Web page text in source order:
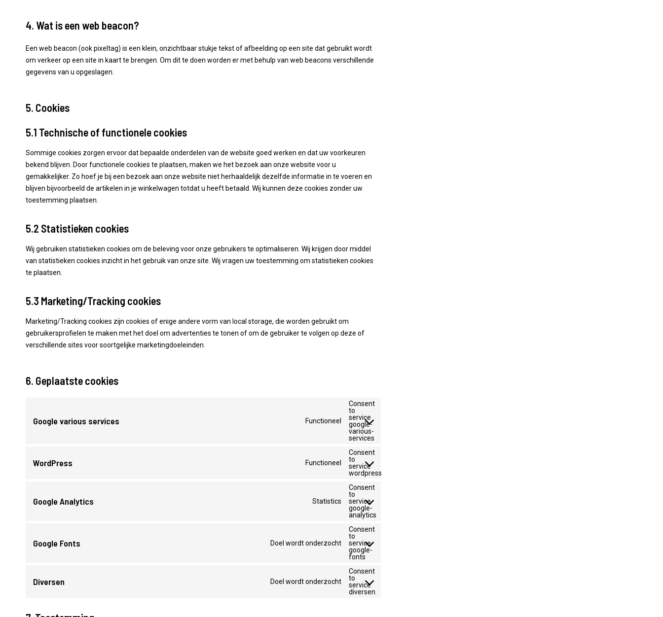
4. Wat is een web beacon?
Een web beacon (ook pixeltag) is een klein, onzichtbaar stukje tekst of afbeelding op een site dat gebruikt wordt
om verkeer op een site in kaart te brengen. Om dit te doen worden er met behulp van web beacons verschillende
gegevens van u opgeslagen.
5. Cookies
5.1 Technische of functionele cookies
Sommige cookies zorgen ervoor dat bepaalde onderdelen van de website goed werken en dat uw voorkeuren
bekend blijven. Door functionele cookies te plaatsen, maken we het bezoek aan onze website voor u
gemakkelijker. Zo hoef je bij een bezoek aan onze website niet herhaaldelijk dezelfde informatie in te voeren en
blijven bijvoorbeeld de artikelen in je winkelwagen totdat u heeft betaald. Wij kunnen deze cookies zonder uw
toestemming plaatsen.
5.2 Statistieken cookies
Wij gebruiken statistieken cookies om de beleving voor onze gebruikers te optimaliseren. Wij krijgen door middel
van statistieken cookies inzicht in het gebruik van onze site. Wij vragen uw toestemming om statistieken cookies
te plaatsen.
5.3 Marketing/Tracking cookies
Marketing/Tracking cookies zijn cookies of enige andere vorm van local storage, die worden gebruikt om
gebruikersprofielen te maken met het doel om advertenties te tonen of om de gebruiker te volgen op deze of
verschillende sites voor soortgelijke marketingdoeleinden.
6. Geplaatste cookies
Google various services Functioneel
Consent
to
service
google-
various-
services
WordPress Functioneel
Consent
to
service
wordpress
Google Analytics Statistics
Consent
to
service
google-
analytics
Google Fonts Doel wordt onderzocht
Consent
to
service
google-
fonts
Diversen Doel wordt onderzocht
Consent
to
service
diversen